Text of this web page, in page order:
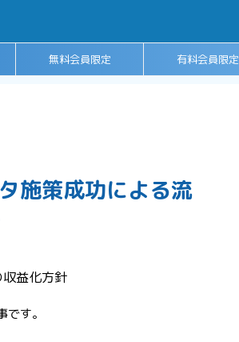
無料会員限定 有料会員限定
施策成功による流
す。